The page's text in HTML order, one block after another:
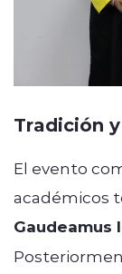
Tradición
El evento
académicos
Gaudeamus